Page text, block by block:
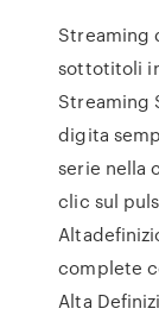
Streaming
sottotitoli
Streaming
digita
serie nella
clic sul
complete
Alta